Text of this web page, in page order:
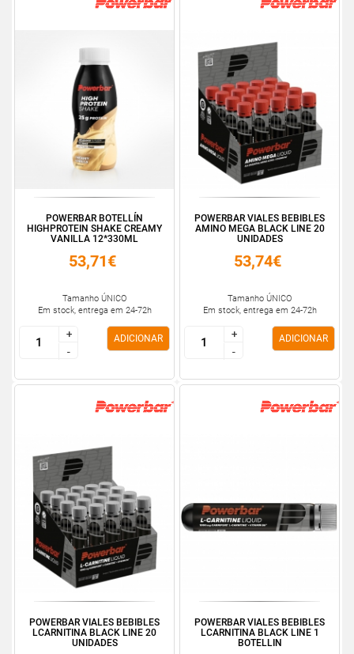
POWERBAR BOTELLÍN
HIGHPROTEIN SHAKE CREAMY
VANILLA 12*330ML
53,71€
Tamanho ÚNICO
Em stock, entrega em 24-72h
+
-
+
-
ADICIONAR
POWERBAR VIALES BEBIBLES
AMINO MEGA BLACK LINE 20
UNIDADES
53,74€
Tamanho ÚNICO
Em stock, entrega em 24-72h
+
-
+
-
ADICIONAR
POWERBAR VIALES BEBIBLES
LCARNITINA BLACK LINE 20
UNIDADES
POWERBAR VIALES BEBIBLES
LCARNITINA BLACK LINE 1
BOTELLIN